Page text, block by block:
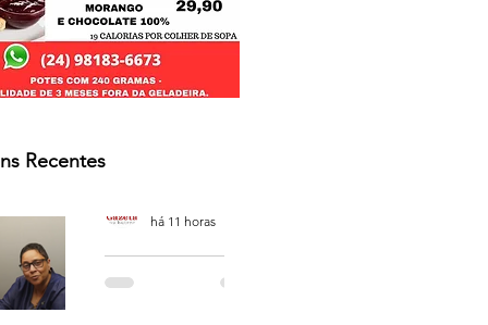
Recentes
PODCAST
'CAFÉ
há 11 horas